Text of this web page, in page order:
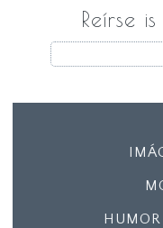
Reírse